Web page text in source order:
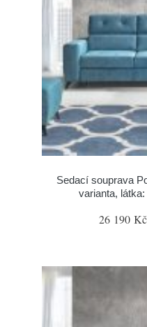
Sedací souprava
varianta,
26 190 Kč